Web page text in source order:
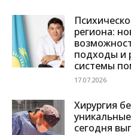
региона:
подходы и
системы
17.07.2026
Хирургия
сегодня